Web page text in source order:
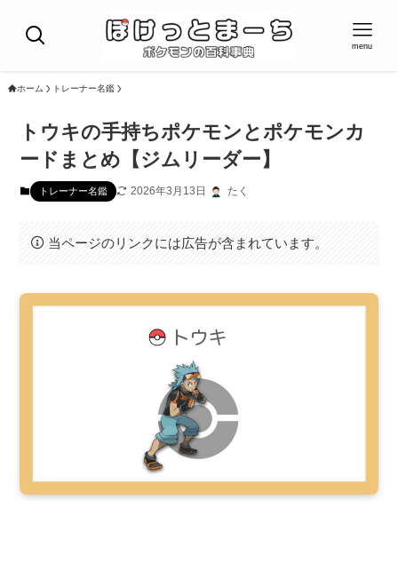
menu
ホーム トレーナー名鑑
トウキの手持ちポケモンとポケモンカ
ードまとめ【ジムリーダー】
トレーナー名鑑 2026年3月13日 たく
当ページのリンクには広告が含まれています。